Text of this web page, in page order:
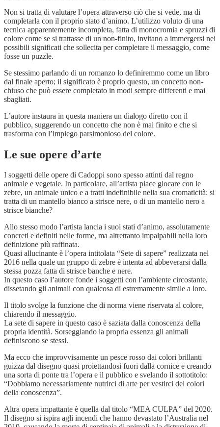
Non si tratta di valutare l’opera attraverso ciò che si vede, ma di
completarla con il proprio stato d’animo. L’utilizzo voluto di una
tecnica apparentemente incompleta, fatta di monocromia e spruzzi di
colore come se si trattasse di un non-finito, invitano a immergersi nei
possibili significati che sollecita per completare il messaggio, come
fosse un puzzle.
Se stessimo parlando di un romanzo lo definiremmo come un libro
dal finale aperto; il significato è proprio questo, un concetto non-
chiuso che può essere completato in modi sempre differenti e mai
sbagliati.
L’autore instaura in questa maniera un dialogo diretto con il
pubblico, suggerendo un concetto che non è mai finito e che si
trasforma con l’impiego parsimonioso del colore.
Le sue opere d’arte
I soggetti delle opere di Cadoppi sono spesso attinti dal regno
animale e vegetale. In particolare, all’artista piace giocare con le
zebre, un animale unico e a tratti indefinibile nella sua cromaticità: si
tratta di un mantello bianco a strisce nere, o di un mantello nero a
strisce bianche?
Allo stesso modo l’artista lancia i suoi stati d’animo, assolutamente
concreti e definiti nelle forme, ma altrettanto impalpabili nella loro
definizione più raffinata.
Quasi allucinante è l’opera intitolata “Sete di sapere” realizzata nel
2016 nella quale un gruppo di zebre è intenta ad abbeverarsi dalla
stessa pozza fatta di strisce banche e nere.
In questo caso l’autore fonde i soggetti con l’ambiente circostante,
dissetando gli animali con qualcosa di estremamente simile a loro.
Il titolo svolge la funzione che di norma viene riservata al colore,
chiarendo il messaggio.
La sete di sapere in questo caso è saziata dalla conoscenza della
propria identità. Sorseggiando la propria essenza gli animali
definiscono se stessi.
Ma ecco che improvvisamente un pesce rosso dai colori brillanti
guizza dal disegno quasi proiettandosi fuori dalla cornice e creando
una sorta di ponte tra l’opera e il pubblico e svelando il sottotitolo:
“Dobbiamo necessariamente nutrirci di arte per vestirci dei colori
della conoscenza”.
Altra opera impattante è quella dal titolo “MEA CULPA” del 2020.
Il disegno si ispira agli incendi che hanno devastato l’Australia nel